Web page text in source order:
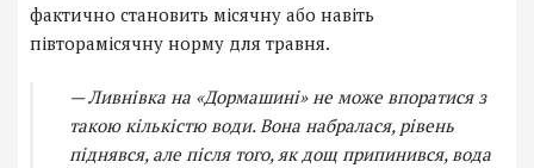
фактично становить місячну або навіть
півторамісячну норму для травня.
— Ливнівка на «Дормашині» не може впоратися з
такою кількістю води. Вона набралася, рівень
піднявся, але після того, як дощ припинився, вода